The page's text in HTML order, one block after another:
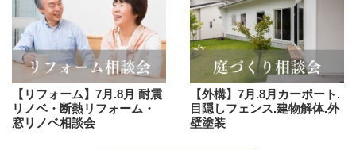
【リフォーム】7月.8月 耐震
リノベ・断熱リフォーム・
窓リノベ相談会
【外構】7月.8月カーポート.
目隠しフェンス.建物解体.外
壁塗装